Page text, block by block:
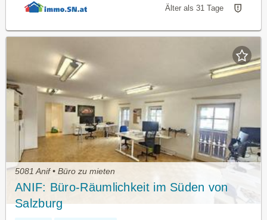
Älter als 31 Tage
5081 Anif • Büro zu mieten
ANIF: Büro-Räumlichkeit im Süden von
Salzburg